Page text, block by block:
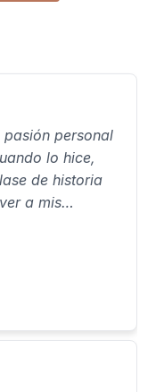
personal
lo hice,
a mis
y